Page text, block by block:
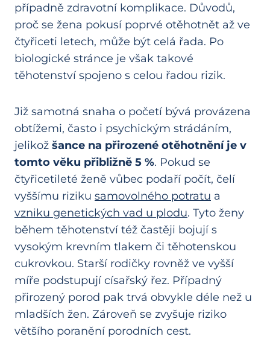
případně zdravotní komplikace. Důvodů,
proč se žena pokusí poprvé otěhotnět až ve
čtyřiceti letech, může být celá řada. Po
biologické stránce je však takové
těhotenství spojeno s celou řadou rizik.
Již samotná snaha o početí bývá provázena
obtížemi, často i psychickým strádáním,
jelikož šance na přirozené otěhotnění je v
tomto věku přibližně 5 %. Pokud se
čtyřicetileté ženě vůbec podaří počít, čelí
vyššímu riziku samovolného potratu a
vzniku genetických vad u plodu. Tyto ženy
během těhotenství též častěji bojují s
vysokým krevním tlakem či těhotenskou
cukrovkou. Starší rodičky rovněž ve vyšší
míře podstupují císařský řez. Případný
přirozený porod pak trvá obvykle déle než u
mladších žen. Zároveň se zvyšuje riziko
většího poranění porodních cest.